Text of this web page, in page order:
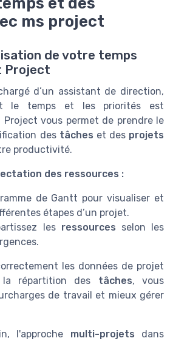
ms project
de votre temps
Project
d’un assistant de direction,
le temps et les priorités est
Project vous permet de prendre le
des tâches et des projets
productivité.
des ressources :
de Gantt pour visualiser et
étapes d’un projet.
les ressources selon les
les données de projet
répartition des tâches, vous
de travail et mieux gérer
l'approche multi-projets dans